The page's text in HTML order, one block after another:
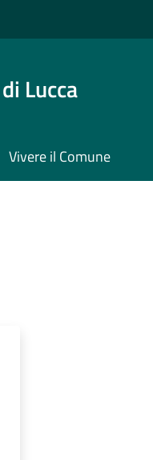
Lucca
Vivere il Comune